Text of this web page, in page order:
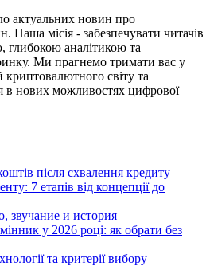
актуальних новин про
Наша місія - забезпечувати читачів
глибокою аналітикою та
Ми прагнемо тримати вас у
криптовалютного світу та
в нових можливостях цифрової
після схвалення кредиту
7 етапів від концепції до
звучание и история
у 2026 році: як обрати без
та критерії вибору